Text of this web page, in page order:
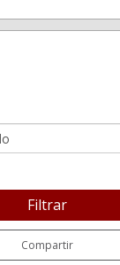
Filtrar
Compartir